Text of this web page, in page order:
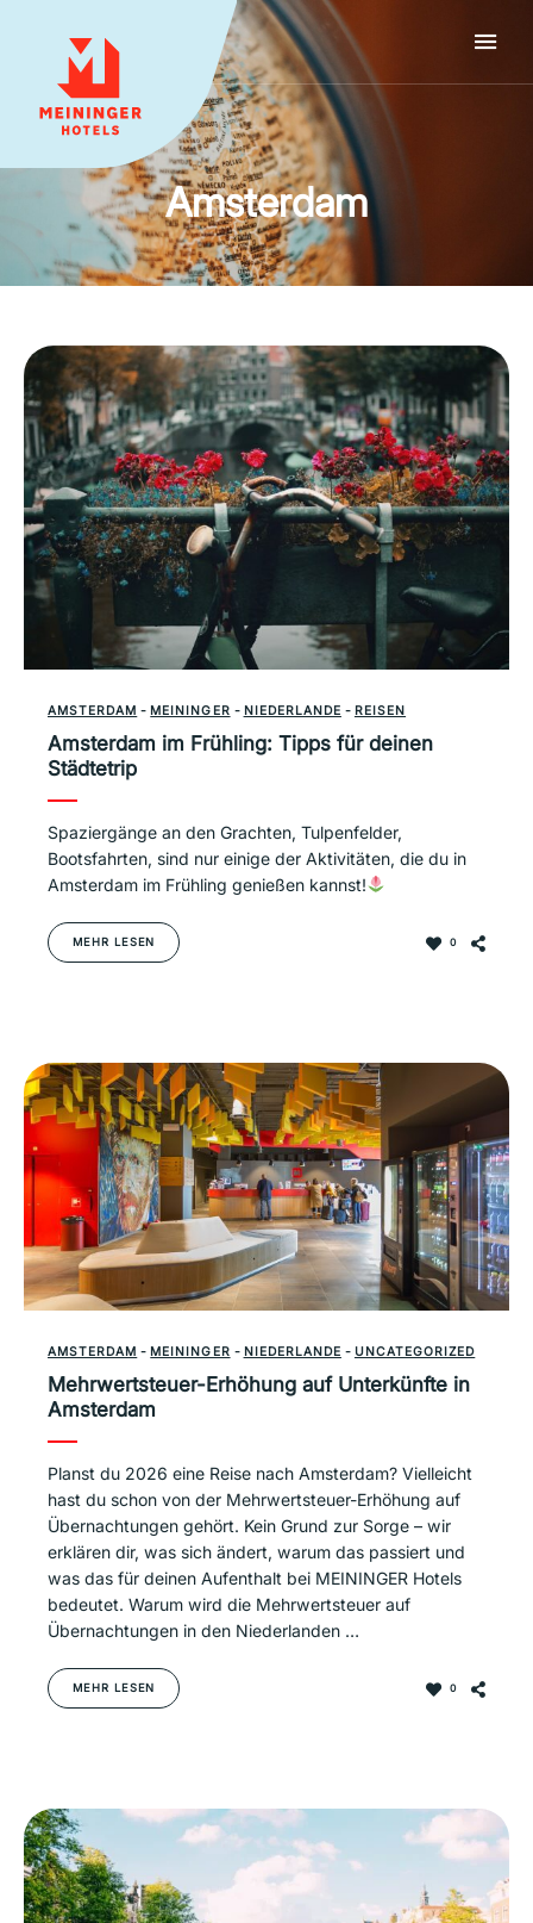
MEININGER HOTELSAmsterdam
AMSTERDAM - MEININGER - NIEDERLANDE - REISEN
Amsterdam im Frühling: Tipps für deinen
Städtetrip
Spaziergänge an den Grachten, Tulpenfelder,
Bootsfahrten, sind nur einige der Aktivitäten, die du in
Amsterdam im Frühling genießen kannst!
MEHR LESEN 0
AMSTERDAM - MEININGER - NIEDERLANDE - UNCATEGORIZED
Mehrwertsteuer-Erhöhung auf Unterkünfte in
Amsterdam
Planst du 2026 eine Reise nach Amsterdam? Vielleicht
hast du schon von der Mehrwertsteuer-Erhöhung auf
Übernachtungen gehört. Kein Grund zur Sorge – wir
erklären dir, was sich ändert, warum das passiert und
was das für deinen Aufenthalt bei MEININGER Hotels
bedeutet. Warum wird die Mehrwertsteuer auf
Übernachtungen in den Niederlanden …
MEHR LESEN 0